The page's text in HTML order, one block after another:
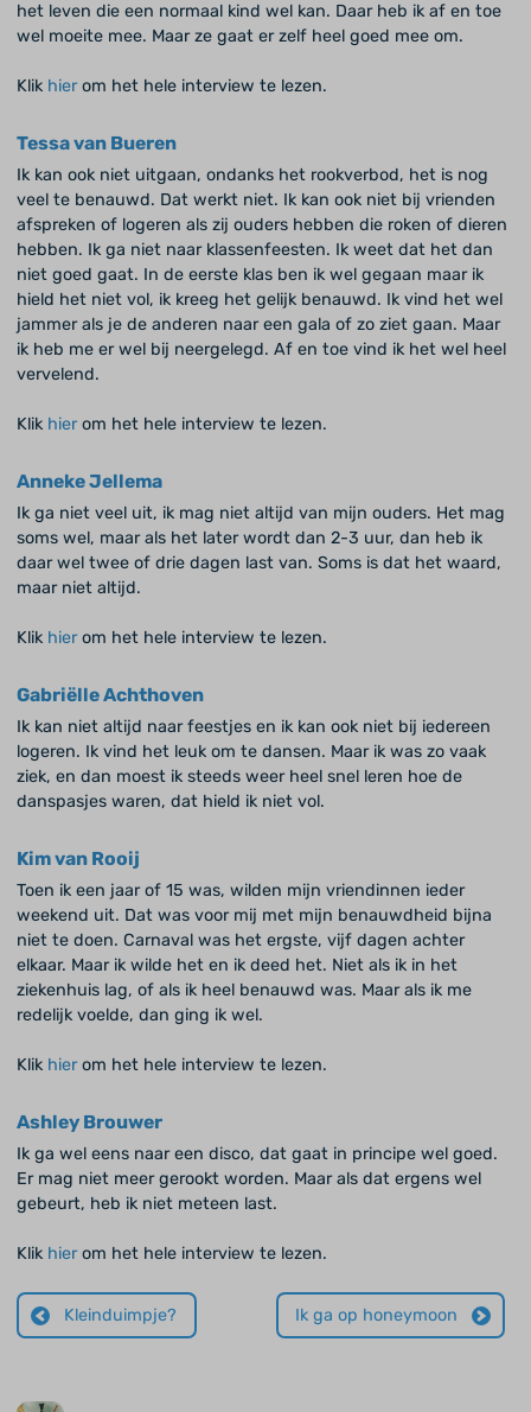
het leven die een normaal kind wel kan. Daar heb ik af en toe
wel moeite mee. Maar ze gaat er zelf heel goed mee om.
Klik hierom het hele interview te lezen.
Tessa van Bueren
Ik kan ook niet uitgaan, ondanks het rookverbod, het is nog
veel te benauwd. Dat werkt niet. Ik kan ook niet bij vrienden
afspreken of logeren als zij ouders hebben die roken of dieren
hebben. Ik ga niet naar klassenfeesten. Ik weet dat het dan
niet goed gaat. In de eerste klas ben ik wel gegaan maar ik
hield het niet vol, ik kreeg het gelijk benauwd. Ik vind het wel
jammer als je de anderen naar een gala of zo ziet gaan. Maar
ik heb me er wel bij neergelegd. Af en toe vind ik het wel heel
vervelend.
Klik hierom het hele interview te lezen.
Anneke Jellema
Ik ga niet veel uit, ik mag niet altijd van mijn ouders. Het mag
soms wel, maar als het later wordt dan 2-3 uur, dan heb ik
daar wel twee of drie dagen last van. Soms is dat het waard,
maar niet altijd.
Klik hierom het hele interview te lezen.
Gabriëlle Achthoven
Ik kan niet altijd naar feestjes en ik kan ook niet bij iedereen
logeren. Ik vind het leuk om te dansen. Maar ik was zo vaak
ziek, en dan moest ik steeds weer heel snel leren hoe de
danspasjes waren, dat hield ik niet vol.
Kim van Rooij
Toen ik een jaar of 15 was, wilden mijn vriendinnen ieder
weekend uit. Dat was voor mij met mijn benauwdheid bijna
niet te doen. Carnaval was het ergste, vijf dagen achter
elkaar. Maar ik wilde het en ik deed het. Niet als ik in het
ziekenhuis lag, of als ik heel benauwd was. Maar als ik me
redelijk voelde, dan ging ik wel.
Klik hierom het hele interview te lezen.
Ashley Brouwer
Ik ga wel eens naar een disco, dat gaat in principe wel goed.
Er mag niet meer gerookt worden. Maar als dat ergens wel
gebeurt, heb ik niet meteen last.
Klik hierom het hele interview te lezen.
Kleinduimpje? Ik ga op honeymoon